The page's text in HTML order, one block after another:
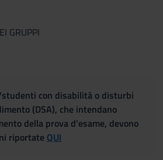
GRUPPI
con disabilità o disturbi
(DSA), che intendano
della prova d'esame, devono
riportate QUI